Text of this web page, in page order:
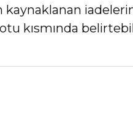
kaynaklanan
kısmında